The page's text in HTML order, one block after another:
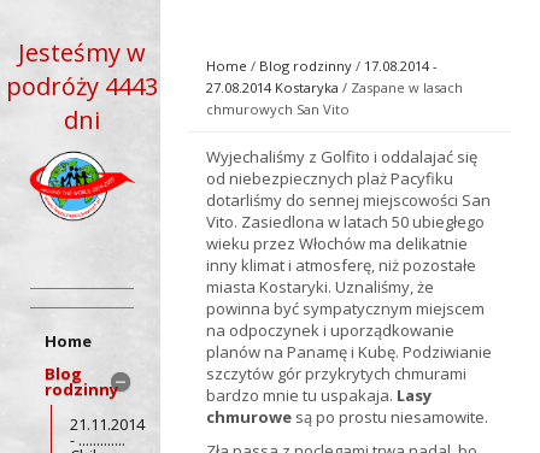
Jesteśmy w
podróży 4443
dni
Home
Blog
rodzinny
21.11.2014
- .............
Home / Blog rodzinny / 17.08.2014 -
27.08.2014 Kostaryka / Zaspane w lasach
chmurowych San Vito
Wyjechaliśmy z Golfito i oddalajać się
od niebezpiecznych plaż Pacyfiku
dotarliśmy do sennej miejscowości San
Vito. Zasiedlona w latach 50 ubiegłego
wieku przez Włochów ma delikatnie
inny klimat i atmosferę, niż pozostałe
miasta Kostaryki. Uznaliśmy, że
powinna być sympatycznym miejscem
na odpoczynek i uporządkowanie
planów na Panamę i Kubę. Podziwianie
szczytów gór przykrytych chmurami
bardzo mnie tu uspakaja. Lasy
chmurowe są po prostu niesamowite.